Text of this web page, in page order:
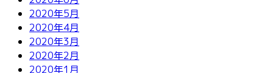
2020年5月
2020年4月
2020年3月
2020年2月
2020年1月